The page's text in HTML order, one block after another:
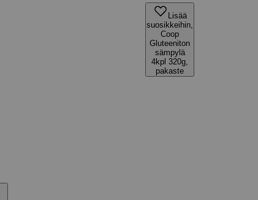
Lisää
suosikkeihin,
Coop
Gluteeniton
sämpylä
4kpl 320g,
pakaste